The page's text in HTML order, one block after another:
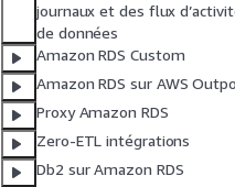
journaux et des flux
de données
Amazon RDS Custom
Amazon RDS sur AWS
Proxy Amazon RDS
Zero-ETL intégrations
Db2 sur Amazon RDS